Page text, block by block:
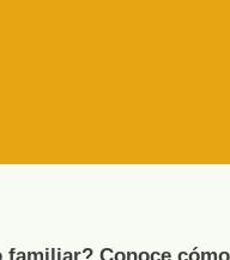
familiar? Conoce